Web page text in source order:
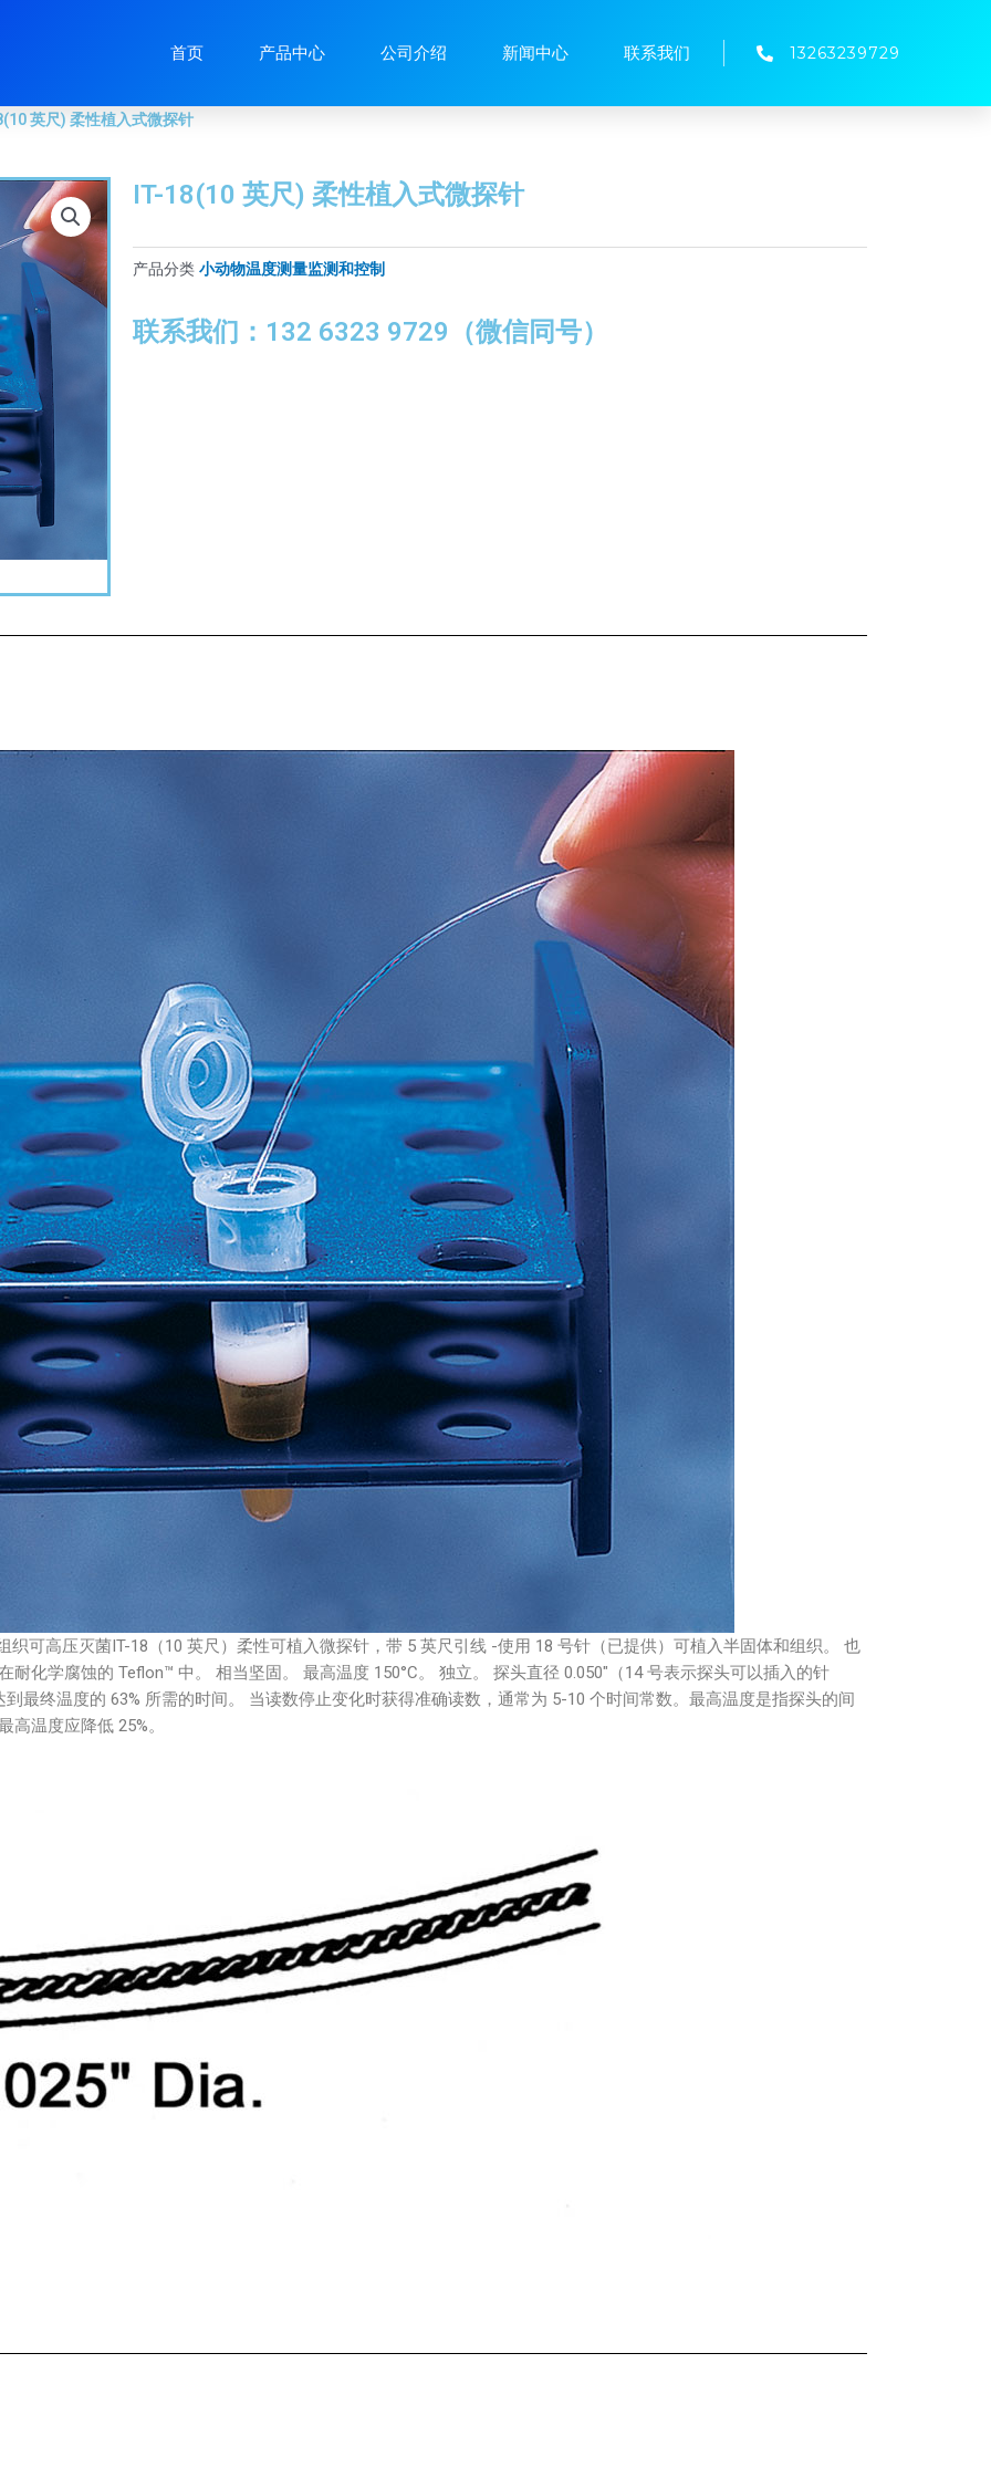
首页 产品中心 公司介绍 新闻中心 联系我们 13263239729
英尺) 柔性植入式微探针
IT-18(10 英尺) 柔性植入式微探针
产品分类 小动物温度测量监测和控制
联系我们：132 6323 9729（微信同号）
织可高压灭菌IT-18（10 英尺）柔性可植入微探针，带 5 英尺引线 -使用 18 号针（已提供）可植入半固体和组织。 也
化学腐蚀的 Teflon™ 中。 相当坚固。 最高温度 150°C。 独立。 探头直径 0.050″（14 号表示探头可以插入的针
最终温度的 63% 所需的时间。 当读数停止变化时获得准确读数，通常为 5-10 个时间常数。最高温度是指探头的间
温度应降低 25%。